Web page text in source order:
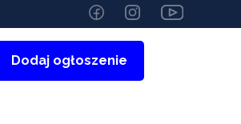
Dodaj ogłoszenie